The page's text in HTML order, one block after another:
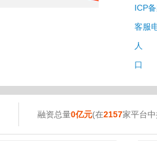
ICP
客服
人
口
融资总量0亿元(在2157家平台